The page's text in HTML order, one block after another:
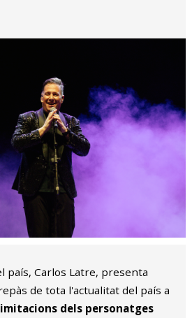
país, Carlos Latre, presenta
de tota l'actualitat del país a
dels personatges